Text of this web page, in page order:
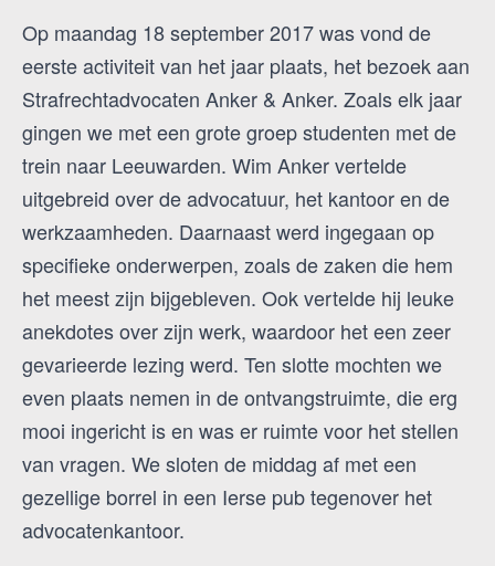
Op maandag 18 september 2017 was vond de
eerste activiteit van het jaar plaats, het bezoek aan
Strafrechtadvocaten Anker & Anker. Zoals elk jaar
gingen we met een grote groep studenten met de
trein naar Leeuwarden. Wim Anker vertelde
uitgebreid over de advocatuur, het kantoor en de
werkzaamheden. Daarnaast werd ingegaan op
specifieke onderwerpen, zoals de zaken die hem
het meest zijn bijgebleven. Ook vertelde hij leuke
anekdotes over zijn werk, waardoor het een zeer
gevarieerde lezing werd. Ten slotte mochten we
even plaats nemen in de ontvangstruimte, die erg
mooi ingericht is en was er ruimte voor het stellen
van vragen. We sloten de middag af met een
gezellige borrel in een Ierse pub tegenover het
advocatenkantoor.